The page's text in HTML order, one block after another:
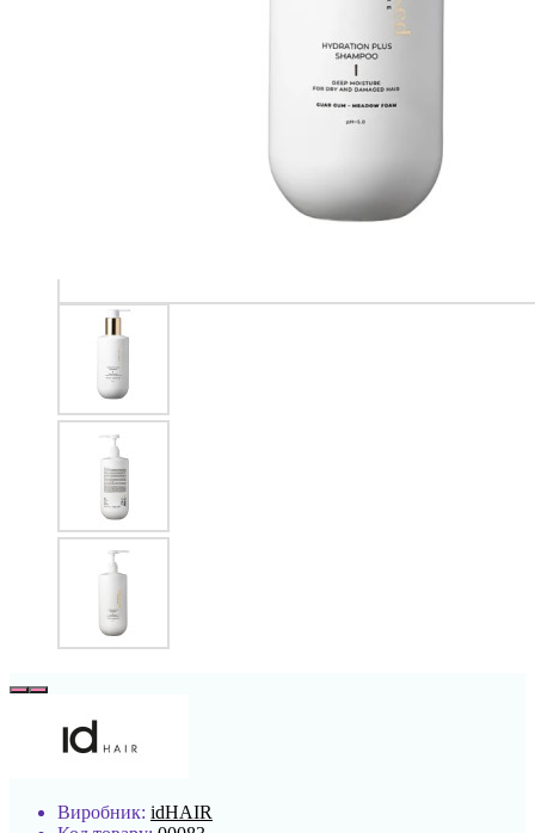
Виробник: idHAIR